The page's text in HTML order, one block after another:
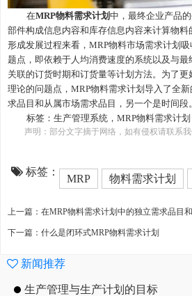
在MRP物料需求计划中，最终企业产品
部件构成信息内容和库存信息内容来计算物料
形成发展过程来看，MRP物料市场需求计划
题点，即依赖于人均消费速度的系统以及与
关联的订货时期和订货量等计划方法。为了
理论的问题点，MRP物料需求计划导入了全
求品目和从属市场需求品目，另一个是时间段。
标签： 生产管理系统， MRP物料需求计划
声明：部分文字摘于网络，如有侵权请联系我
标签：
MRP 物料需求计划
上一篇：在MRP物料需求计划中的独立需求品目
下一篇：什么是闭环式MRP物料需求计划
新闻推荐
生产管理与生产计划的目标